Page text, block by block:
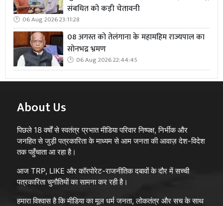
संबधित को कड़ी चेतावनी
06 Aug 2026 23:11:28
08 अगस्त को तेलंगाना के महामहिम राज्यपाल का
सोनभद्र भ्रमण
06 Aug 2026 22:44:45
About Us
पिछले 18 वर्षों से स्वतंत्र प्रभात मीडिया परिवार निष्पक्ष, निर्भीक और
जनहित से जुड़ी पत्रकारिता के माध्यम से आम जनता की आवाज़ देश-विदेश
तक पहुँचाता आ रहा है।
आज TRP, LIKE और कॉरपोरेट-राजनीतिक दबावों के दौर में सच्ची
पत्रकारिता चुनौतियों का सामना कर रही है।
हमारा विश्वास है कि मीडिया का मूल धर्म जनता, लोकतंत्र और सच के साथ